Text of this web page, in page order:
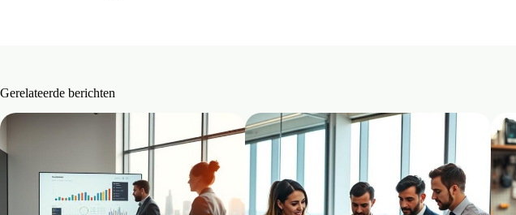
Gerelateerde berichten